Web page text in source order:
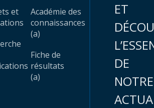
et
Académie des
connaissances
(a)
Fiche de
résultats
(a)
ET
DE
NOTRE